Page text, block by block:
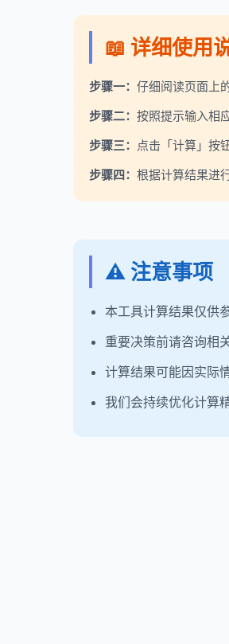
📖 详细使用
步骤一： 仔细阅读页面上
步骤二： 按照提示输入相
步骤三： 点击「计算」按
步骤四： 根据计算结果进
⚠️ 注意事项
本工具计算结果仅供
重要决策前请咨询相
计算结果可能因实际
我们会持续优化计算